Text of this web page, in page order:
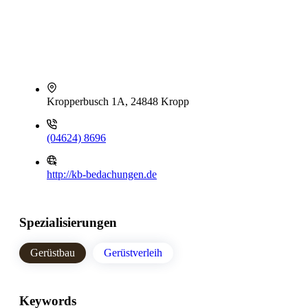
Kropperbusch 1A, 24848 Kropp
(04624) 8696
http://kb-bedachungen.de
Spezialisierungen
Gerüstbau Gerüstverleih
Keywords